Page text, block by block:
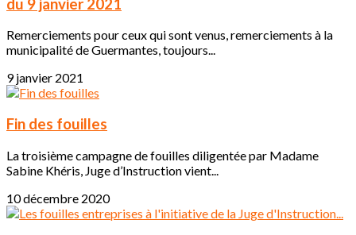
du 9 janvier 2021
Remerciements pour ceux qui sont venus, remerciements à la
municipalité de Guermantes, toujours...
9 janvier 2021
Fin des fouilles
La troisième campagne de fouilles diligentée par Madame
Sabine Khéris, Juge d’Instruction vient...
10 décembre 2020